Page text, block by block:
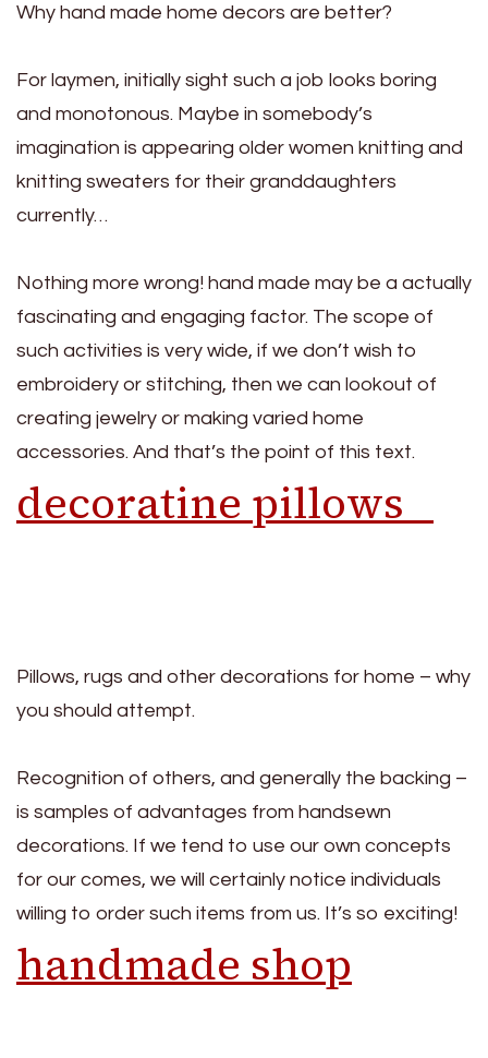
Why hand made home decors are better?
For laymen, initially sight such a job looks boring
and monotonous. Maybe in somebody’s
imagination is appearing older women knitting and
knitting sweaters for their granddaughters
currently…
Nothing more wrong! hand made may be a actually
fascinating and engaging factor. The scope of
such activities is very wide, if we don’t wish to
embroidery or stitching, then we can lookout of
creating jewelry or making varied home
accessories. And that’s the point of this text.
decoratine pillows
Pillows, rugs and other decorations for home – why
you should attempt.
Recognition of others, and generally the backing –
is samples of advantages from handsewn
decorations. If we tend to use our own concepts
for our comes, we will certainly notice individuals
willing to order such items from us. It’s so exciting!
handmade shop